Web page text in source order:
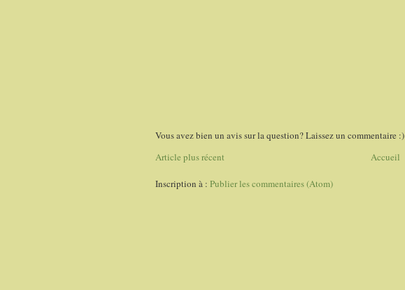
Vous avez bien un avis sur la question? Laissez un commentaire :)
Article plus récent
Accueil
Inscription à : Publier les commentaires (Atom)